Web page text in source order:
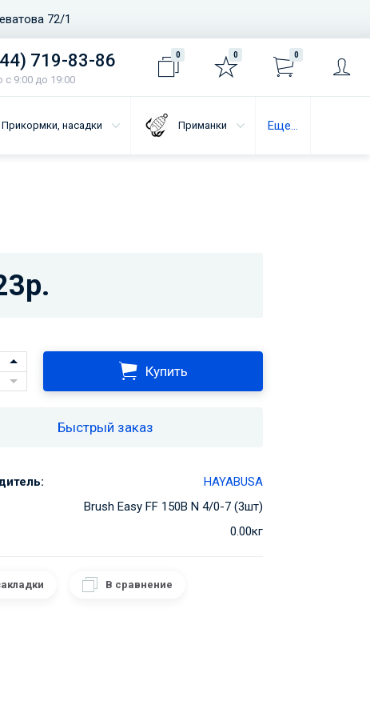
72/1
719-83-86
с 9:00 до 19:00
0 0 0
Прикормки, насадки Приманки Еще...
Купить
Быстрый заказ
HAYABUSA
Brush Easy FF 150B N 4/0-7 (3шт)
0.00кг
В сравнение